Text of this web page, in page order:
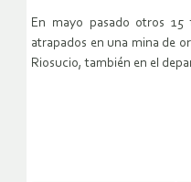
En mayo pasado otros 15
atrapados en una mina de
Riosucio, también en el